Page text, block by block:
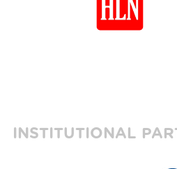
INSTITUTIONAL